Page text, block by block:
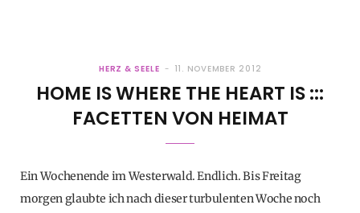
HERZ & SEELE 11. NOVEMBER 2012
HOME IS WHERE THE HEART IS :::
FACETTEN VON HEIMAT
Ein Wochenende im Westerwald. Endlich. Bis Freitag
morgen glaubte ich nach dieser turbulenten Woche noch